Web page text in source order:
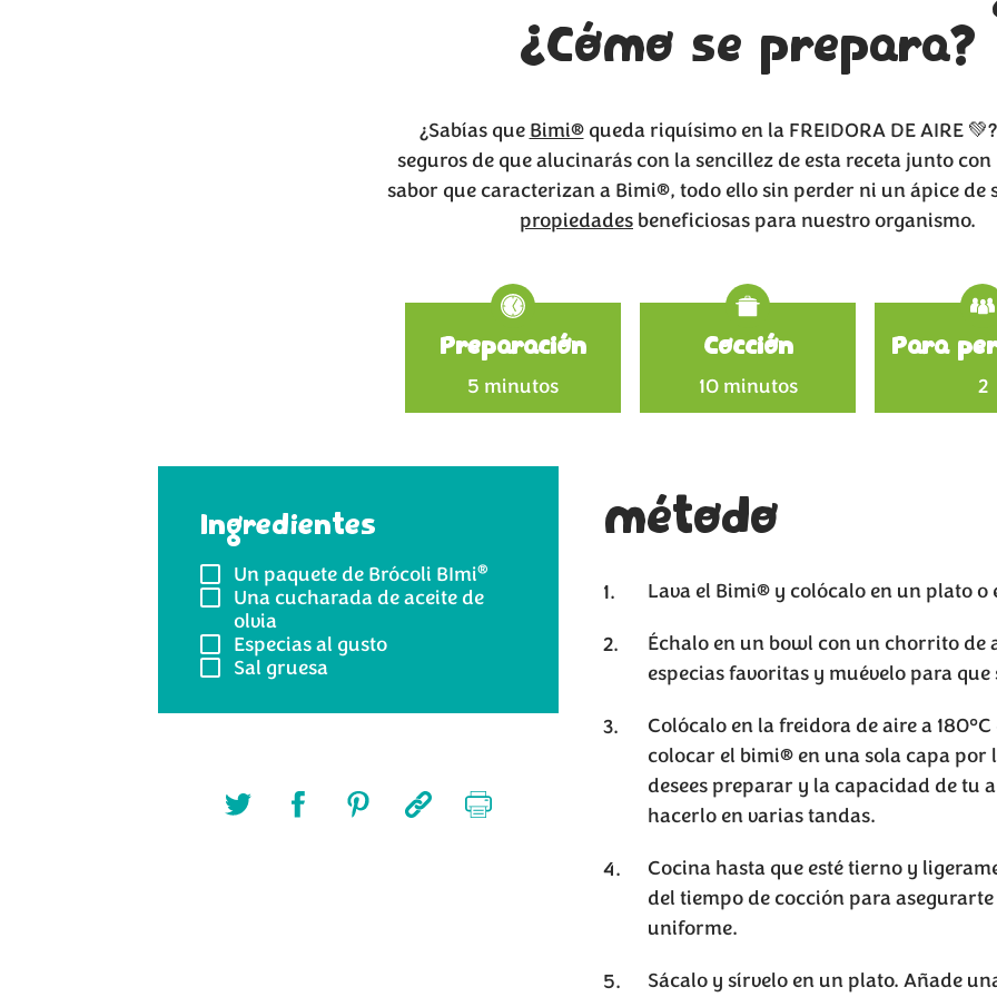
¿Cómo se prepara?
¿Sabías que Bimi®queda riquísimo en la FREIDORA DE AIRE
seguros de que alucinarás con la sencillez de esta receta junto
sabor que caracterizan a Bimi®, todo ello sin perder ni un ápice de
propiedades beneficiosas para nuestro organismo.
Preparación
5 minutos
Cocción
10 minutos
Para
2
Ingredientes
Un paquete de Brócoli BImi®
Una cucharada deaceite de
olvia
Especiasal gusto
Sal gruesa
método
Lava el Bimi® y colócalo en un plato o
Échalo en un bowl con un chorrito de
especias favoritas y muévelo para
Colócalo en la freidora de aire a
colocar el bimi® en una sola capa por
desees preparar y la capacidad de tu
hacerlo en varias tandas.
Cocina hasta que esté tierno y
del tiempo de cocción para
uniforme.
Sácalo y sírvelo en un plato. Añade